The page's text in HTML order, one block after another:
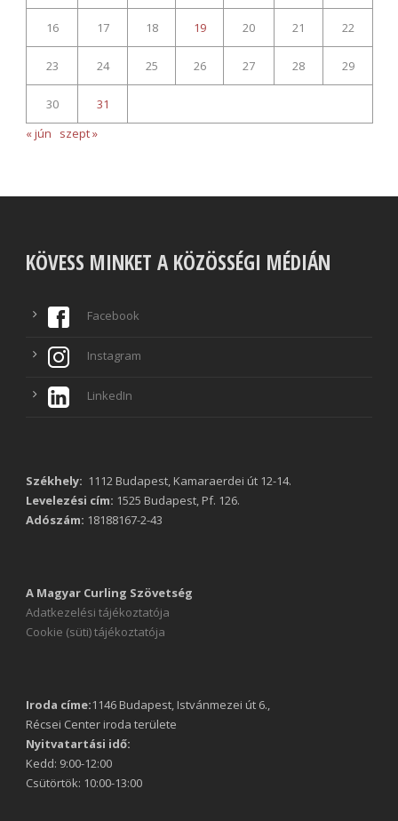
16 17 18 19 20 21 22
23 24 25 26 27 28 29
30
31
« jún
szept »
KÖVESS MINKET A KÖZÖSSÉGI MÉDIÁN
Facebook
Instagram
LinkedIn
Székhely: 1112 Budapest, Kamaraerdei út 12-14.
Levelezési cím: 1525 Budapest, Pf. 126.
Adószám: 18188167-2-43
A Magyar Curling Szövetség
Adatkezelési tájékoztatója
Cookie (süti) tájékoztatója
Iroda címe:1146 Budapest, Istvánmezei út 6.,
Récsei Center iroda területe
Nyitvatartási idő:
Kedd: 9:00-12:00
Csütörtök: 10:00-13:00